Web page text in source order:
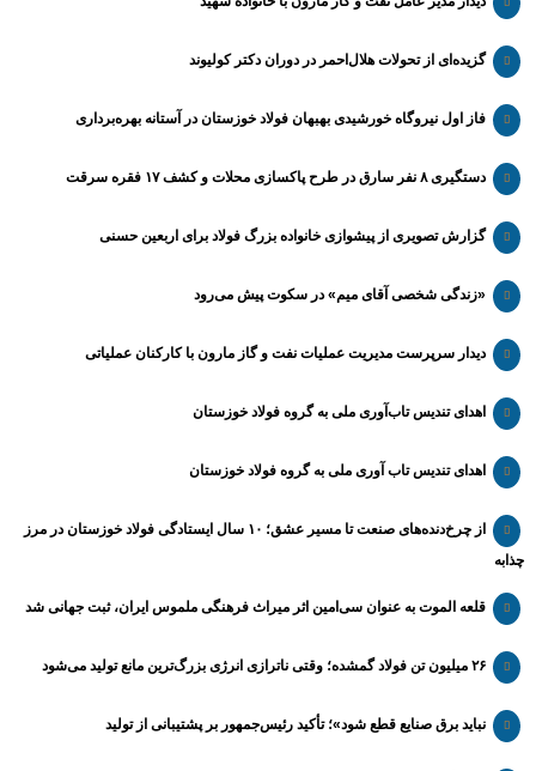
گزیده‌ای از تحولات هلال‌احمر در دوران دکتر کولیوند
فاز اول نیروگاه خورشیدی بهبهان فولاد خوزستان در آستانه بهره‌برداری
دستگیری ۸ نفر سارق در طرح پاکسازی محلات و کشف ۱۷ فقره سرقت
گزارش تصویری از پیشوازی خانواده بزرگ فولاد برای اربعین حسنی
«زندگی شخصی آقای میم» در سکوت پیش می‌رود
دیدار سرپرست مدیریت عملیات نفت و گاز مارون با کارکنان عملیاتی
اهدای تندیس تاب‌آوری ملی به گروه فولاد خوزستان
اهدای تندیس تاب آوری ملی به گروه فولاد خوزستان
از چرخ‌دنده‌های صنعت تا مسیر عشق؛ ۱۰ سال ایستادگی فولاد خوزستان در مرز
چذابه
قلعه الموت به عنوان سی‌امین اثر میراث‌ فرهنگی ملموس ایران، ثبت جهانی شد
۲۶ میلیون تن فولاد گمشده؛ وقتی ناترازی انرژی بزرگ‌ترین مانع تولید می‌شود
نباید برق صنایع قطع شود»؛ تأکید رئیس‌جمهور بر پشتیبانی از تولید